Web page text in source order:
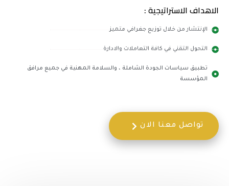
الاهداف الاستراتيجية :
الإنتشار من خلال توزيع جغرافي متميز
التحول التقني في كافة التعاملات والادارة
تطبيق سياسات الجودة الشاملة ، والسلامة المهنية في جميع مرافق
المؤسسة
تواصل معنا الان